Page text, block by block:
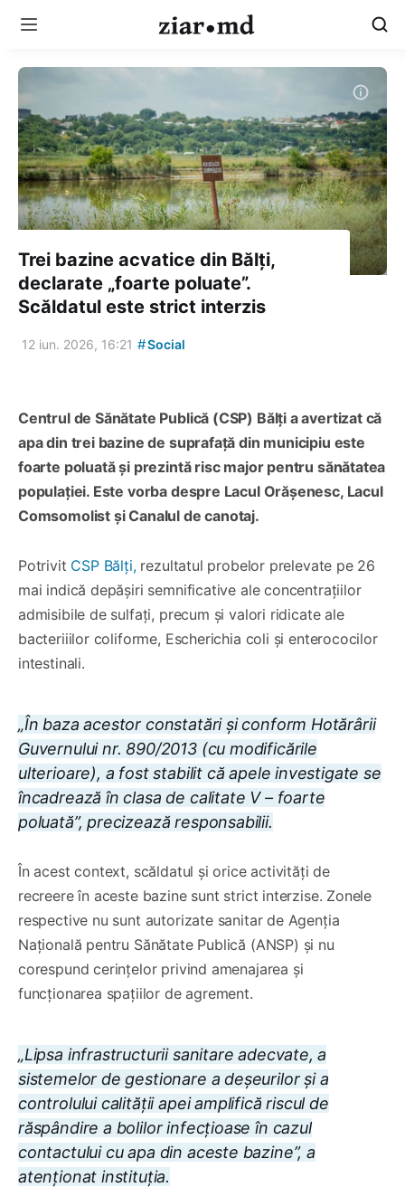
Trei bazine acvatice din Bălți,
declarate „foarte poluate”.
Scăldatul este strict interzis
12 iun. 2026, 16:21 #Social
Centrul de Sănătate Publică (CSP) Bălți a avertizat că
apa din trei bazine de suprafață din municipiu este
foarte poluată și prezintă risc major pentru sănătatea
populației. Este vorba despre Lacul Orășenesc, Lacul
Comsomolist și Canalul de canotaj.
Potrivit CSP Bălți,rezultatul probelor prelevate pe 26
mai indică depășiri semnificative ale concentrațiilor
admisibile de sulfați, precum și valori ridicate ale
bacteriiilor coliforme, Escherichia coli și enterococilor
intestinali.
„În baza acestor constatări și conform Hotărârii
Guvernului nr. 890/2013 (cu modificările
ulterioare), a fost stabilit că apele investigate se
încadrează în clasa de calitate V – foarte
poluată”, precizează responsabilii.
În acest context, scăldatul și orice activități de
recreere în aceste bazine sunt strict interzise. Zonele
respective nu sunt autorizate sanitar de Agenția
Națională pentru Sănătate Publică (ANSP) și nu
corespund cerințelor privind amenajarea și
funcționarea spațiilor de agrement.
„Lipsa infrastructurii sanitare adecvate, a
sistemelor de gestionare a deșeurilor și a
controlului calității apei amplifică riscul de
răspândire a bolilor infecțioase în cazul
contactului cu apa din aceste bazine”, a
atenționat instituția.